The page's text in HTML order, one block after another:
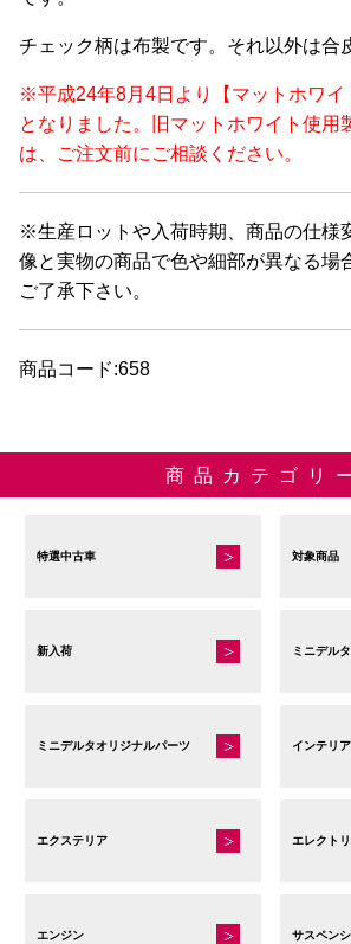
チェック柄は布製です。それ以外は合
※平成24年8月4日より【マットホワイ
となりました。旧マットホワイト使用
は、ご注文前にご相談ください。
※生産ロットや入荷時期、商品の仕様
像と実物の商品で色や細部が異なる場
ご了承下さい。
商品コード:658
商品カテゴリ
特選中古車 対象商品
新入荷 ミニデル
ミニデルタオリジナルパーツ インテリア
エクステリア エレクト
エンジン サスペン